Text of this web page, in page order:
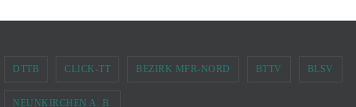
DTTB CLICK-TT BEZIRK MFR-NORD BTTV BLSV
NEUNKIRCHEN A. B.